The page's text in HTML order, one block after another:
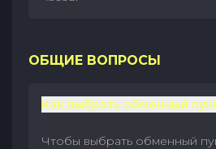
ОБЩИЕ ВОПРОСЫ
Как выбрать обменный
Чтобы выбрать обменный